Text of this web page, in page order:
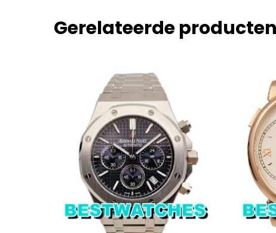
Gerelateerde producten